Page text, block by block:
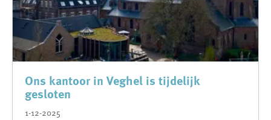
Ons kantoor in Veghel is tijdelijk
gesloten
1-12-2025